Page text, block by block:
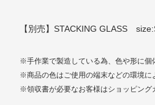
【別売】STACKING GLASS
※手作業で製造している為、色や形に個
※商品の色はご使用の端末などの環境に
※領収書が必要なお客様はショッピング